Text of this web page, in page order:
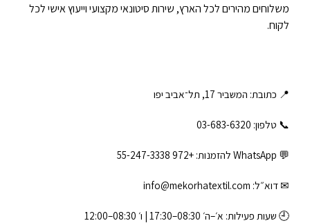
משלוחים מהירים לכל הארץ, שירות סיטונאי מקצועי וייעוץ אישי לכל
לקוח.
📍 כתובת: המשביר 17, תל־אביב יפו
📞 טלפון: ‎03-683-6320
💬 WhatsApp להזמנות: +972 55-247-3338
✉ דוא״ל: info@mekorhatextil.com
🕘 שעות פעילות: א׳–ה׳ 08:30–17:30 | ו׳ 08:30–12:00